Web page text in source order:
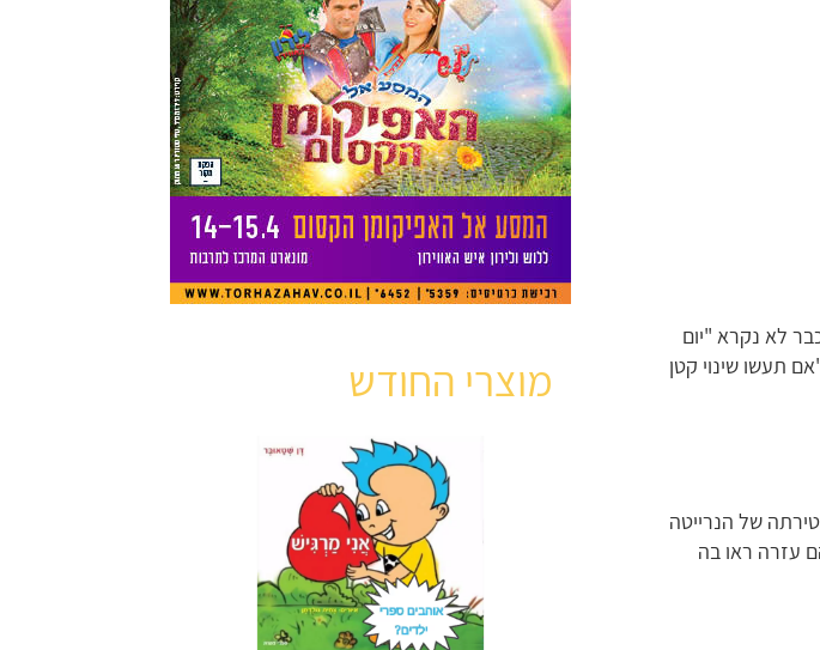
לא נקרא "יום
תעשו שינוי קטן
של הנרייטה
עזרה ראו בה
מוצרי החודש